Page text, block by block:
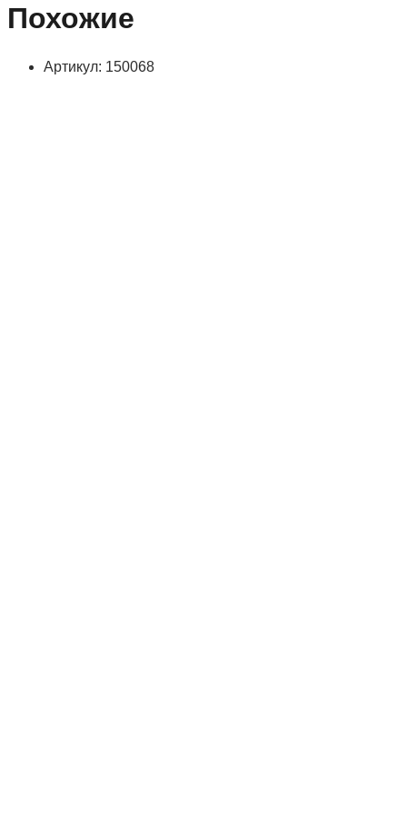
Похожие
Артикул: 150068